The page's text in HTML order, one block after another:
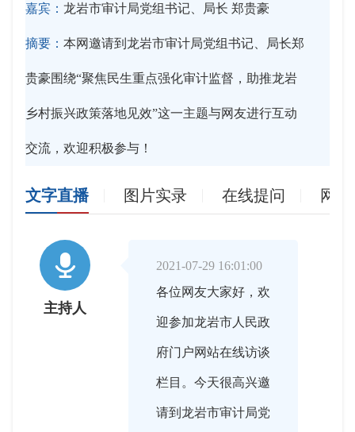
嘉宾： 龙岩市审计局党组书记、局长 郑贵豪
摘要： 本网邀请到龙岩市审计局党组书记、局长郑
贵豪围绕“聚焦民生重点强化审计监督，助推龙岩
乡村振兴政策落地见效”这一主题与网友进行互动
交流，欢迎积极参与！
文字直播 图片实录 在线提问 网

主持人
2021-07-29 16:01:00
各位网友大家好，欢
迎参加龙岩市人民政
府门户网站在线访谈
栏目。今天很高兴邀
请到龙岩市审计局党